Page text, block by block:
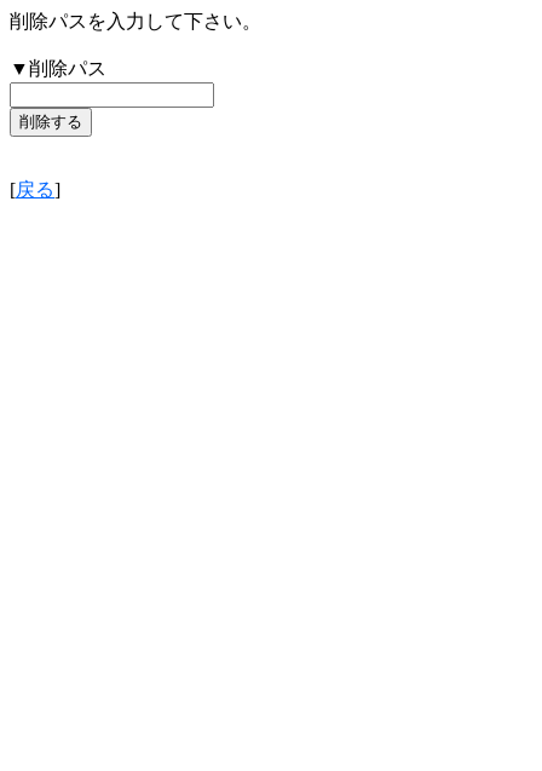
削除パスを入力して下さい。
▼削除パス
[戻る]